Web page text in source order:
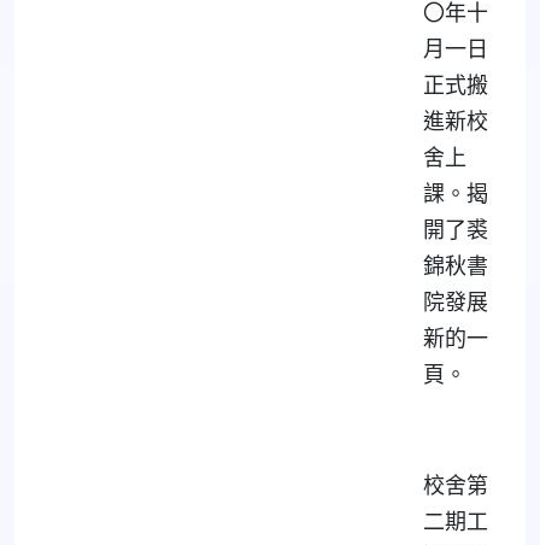
〇年十
月一日
正式搬
進新校
舍上
課。揭
開了裘
錦秋書
院發展
新的一
頁。
校舍第
二期工